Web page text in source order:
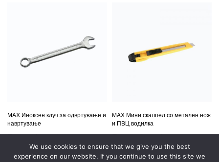
МАХ Иноксен клуч за одвртување и
навртување
Прочитај повеќе
МАХ Мини скалпел со метален нож
и ПВЦ водилка
Прочитај повеќе
We use cookies to ensure that we give you the best
experience on our website. If you continue to use this site we